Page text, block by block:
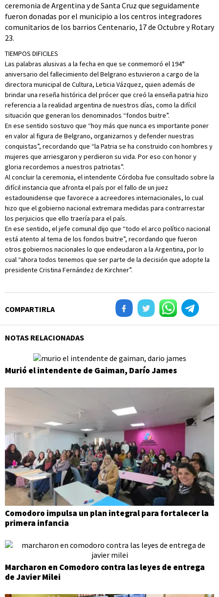
ceremonia de Argentina y de Santa Cruz que seguidamente
fueron donadas por el municipio a los centros integradores
comunitarios de los barrios Centenario, 17 de Octubre y Rotary
23.
TIEMPOS DIFICILES
Las palabras alusivas a la fecha en que se conmemoró el 194°
aniversario del fallecimiento del Belgrano estuvieron a cargo de la
directora municipal de Cultura, Leticia Vázquez, quien además de
brindar una reseña histórica del prócer que creó la enseña patria hizo
referencia a la realidad argentina de nuestros días, como la difícil
situación que generan los denominados “fondos buitre”.
En ese sentido sostuvo que “hoy más que nunca es importante poner
en valor al figura de Belgrano, organizarnos y defender nuestras
conquistas”, recordando que “la Patria se ha construido con hombres y
mujeres que arriesgaron y perdieron su vida. Por eso con honor y
gloria recordemos a nuestros patriotas”.
Al concluir la ceremonia, el intendente Córdoba fue consultado sobre la
difícil instancia que afronta el país por el fallo de un juez
estadounidense que favorece a acreedores internacionales, lo cual
hizo que el gobierno nacional extremara medidas para contrarrestar
los perjuicios que ello traería para el país.
En ese sentido, el jefe comunal dijo que “todo el arco político nacional
está atento al tema de los fondos buitre”, recordando que fueron
otros gobiernos nacionales lo que endeudaron a la Argentina, por lo
cual “ahora todos tenemos que ser parte de la decisión que adopte la
presidente Cristina Fernández de Kirchner”.
COMPARTIRLA
NOTAS RELACIONADAS
Murió el intendente de Gaiman, Darío James
Comodoro impulsa un plan integral para fortalecer la
primera infancia
Marcharon en Comodoro contra las leyes de entrega
de Javier Milei